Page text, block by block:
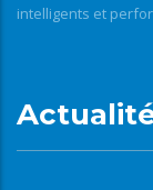
intelligents et